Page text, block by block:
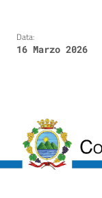
Data:
16 Marzo 2026